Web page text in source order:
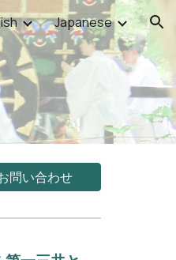
Japanese
問い合わせ